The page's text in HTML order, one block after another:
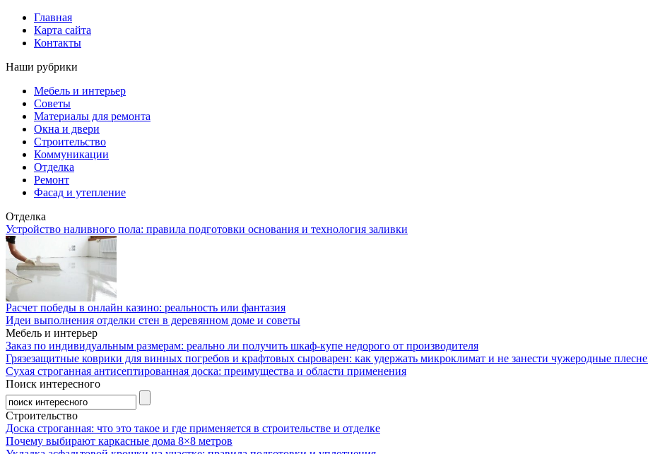
Главная
Карта сайта
Контакты
Наши рубрики
Мебель и интерьер
Советы
Материалы для ремонта
Окна и двери
Строительство
Коммуникации
Отделка
Ремонт
Фасад и утепление
Отделка
Устройство наливного пола: правила подготовки основания и технология заливки
Расчет победы в онлайн казино: реальность или фантазия
Идеи выполнения отделки стен в деревянном доме и советы
Мебель и интерьер
Заказ по индивидуальным размерам: реально ли получить шкаф-купе недорого от производителя
Грязезащитные коврики для винных погребов и крафтовых сыроварен: как удержать микроклимат и не занести чужеродные
Сухая строганная антисептированная доска: преимущества и области применения
Поиск интересного
Строительство
Доска строганная: что это такое и где применяется в строительстве и отделке
Почему выбирают каркасные дома 8×8 метров